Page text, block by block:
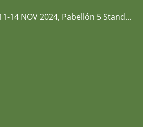
14 NOV 2024, Pabellón 5 Stand...